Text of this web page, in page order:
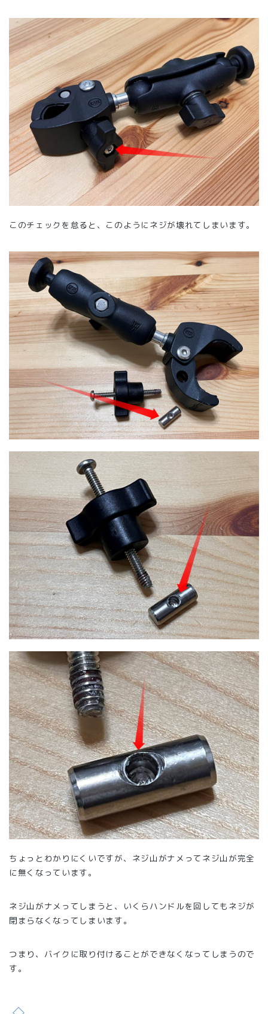
このチェックを怠ると、このようにネジが壊れてしまいます。
ちょっとわかりにくいですが、ネジ山がナメってネジ山が完全
に無くなっています。
ネジ山がナメってしまうと、いくらハンドルを回してもネジが
閉まらなくなってしまいます。
つまり、バイクに取り付けることができなくなってしまうので
す。